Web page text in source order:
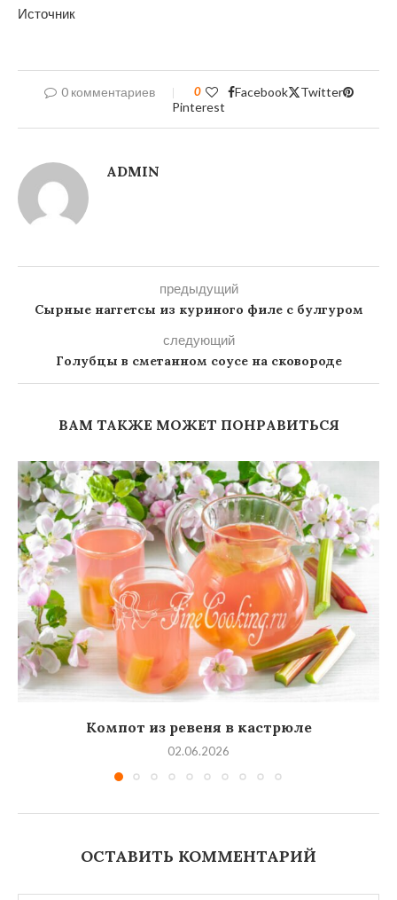
Источник
0 комментариев 0 Facebook
Twitter
Pinterest
ADMIN
предыдущий
Сырные наггетсы из куриного филе с булгуром
следующий
Голубцы в сметанном соусе на сковороде
ВАМ ТАКЖЕ МОЖЕТ ПОНРАВИТЬСЯ
Компот из ревеня в кастрюле
02.06.2026
ОСТАВИТЬ КОММЕНТАРИЙ